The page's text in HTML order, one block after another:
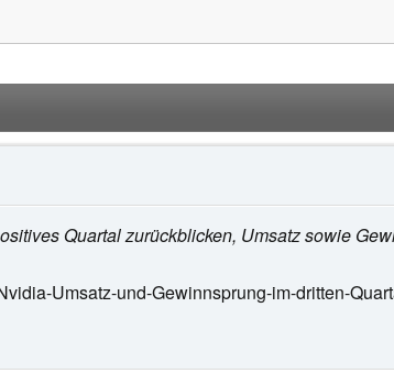
Quartal zurückblicken, Umsatz sowie
Umsatz-und-Gewinnsprung-im-dritten-